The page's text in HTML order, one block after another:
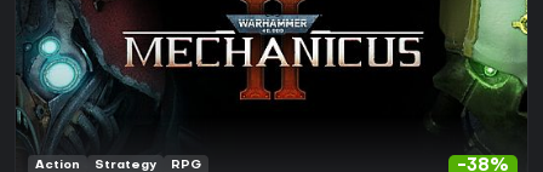
-38%
Action Strategy RPG